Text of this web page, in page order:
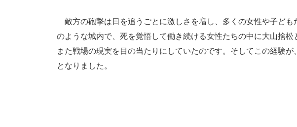
敵方の砲撃は日を追うごとに激しさを増し、多くの女性や子ども
のような城内で、死を覚悟して働き続ける女性たちの中に大山捨
また戦場の現実を目の当たりにしていたのです。そしてこの経験
となりました。